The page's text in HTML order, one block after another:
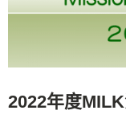
2022年度